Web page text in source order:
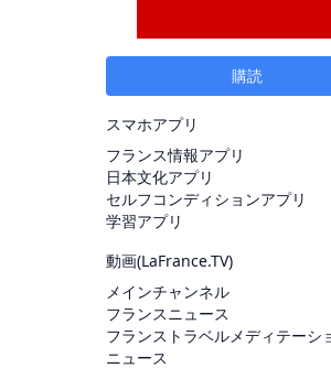
購読
スマホアプリ
フランス情報アプリ
日本文化アプリ
セルフコンディションアプリ
学習アプリ
動画(LaFrance.TV)
メインチャンネル
フランスニュース
フランストラベルメディテーシ
ニュース